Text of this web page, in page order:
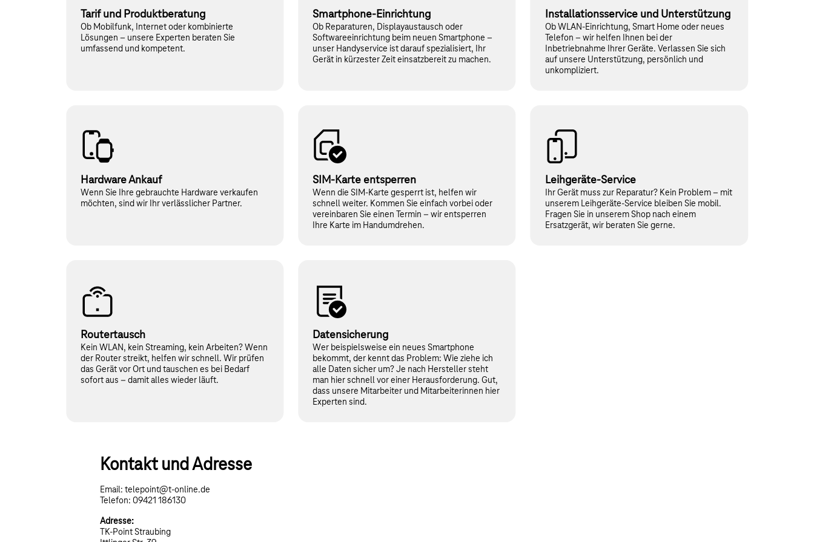
Tarif und Produktberatung
Ob Mobilfunk, Internet oder kombinierte
Lösungen – unsere Experten beraten Sie
umfassend und kompetent.
Smartphone-Einrichtung
Ob Reparaturen, Displayaustausch oder
Softwareeinrichtung beim neuen Smartphone –
unser Handyservice ist darauf spezialisiert, Ihr
Gerät in kürzester Zeit einsatzbereit zu machen.
Installationsservice und Unterstützung
Ob WLAN-Einrichtung, Smart Home oder neues
Telefon – wir helfen Ihnen bei der
Inbetriebnahme Ihrer Geräte. Verlassen Sie sich
auf unsere Unterstützung, persönlich und
unkompliziert.
Hardware Ankauf
Wenn Sie Ihre gebrauchte Hardware verkaufen
möchten, sind wir Ihr verlässlicher Partner.
SIM-Karte entsperren
Wenn die SIM-Karte gesperrt ist, helfen wir
schnell weiter. Kommen Sie einfach vorbei oder
vereinbaren Sie einen Termin – wir entsperren
Ihre Karte im Handumdrehen.
Leihgeräte-Service
Ihr Gerät muss zur Reparatur? Kein Problem – mit
unserem Leihgeräte-Service bleiben Sie mobil.
Fragen Sie in unserem Shop nach einem
Ersatzgerät, wir beraten Sie gerne.
Routertausch
Kein WLAN, kein Streaming, kein Arbeiten? Wenn
der Router streikt, helfen wir schnell. Wir prüfen
das Gerät vor Ort und tauschen es bei Bedarf
sofort aus – damit alles wieder läuft.
Datensicherung
Wer beispielsweise ein neues Smartphone
bekommt, der kennt das Problem: Wie ziehe ich
alle Daten sicher um? Je nach Hersteller steht
man hier schnell vor einer Herausforderung. Gut,
dass unsere Mitarbeiter und Mitarbeiterinnen hier
Experten sind.
Kontakt und Adresse
Email: telepoint@t-online.de
Telefon: 09421 186130
Adresse:
TK-Point Straubing